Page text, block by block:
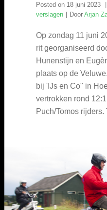
Posted on 18 juni 2023
verslagen
Door Arjan
Op zondag 11 juni
rit georganiseerd
Hunenstijn en
plaats op de
bij 'IJs en Co" in
vertrokken rond
Puch/Tomos rijders.